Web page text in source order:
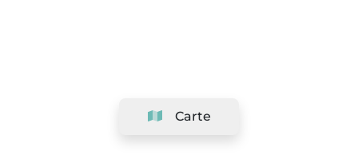
Carte